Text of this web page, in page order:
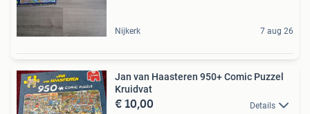
Nijkerk 7 aug 26
Jan van Haasteren 950+ Comic Puzzel
Kruidvat
€ 10,00 Details